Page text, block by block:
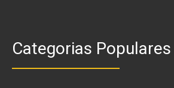
Categorias Populares